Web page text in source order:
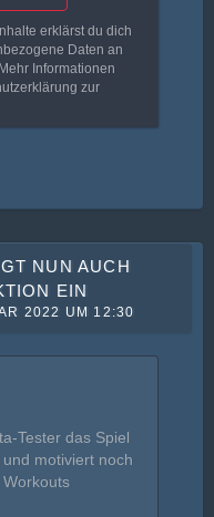
erklärst du dich
Daten an
Informationen
zur
NUN AUCH
EIN
2022 UM 12:30
Tester das Spiel
motiviert noch